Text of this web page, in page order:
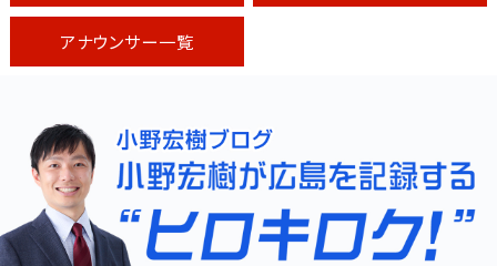
アナウンサー一覧